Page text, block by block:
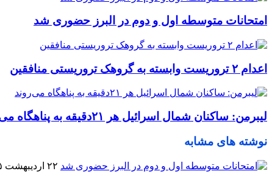
امتحانات متوسطه اول و دوم در البرز حضوری شد
اعدام ۲ تروریست وابسته به گروهک تروریستی منافقین
لیبرمن: ساکنان شمال اسرائیل هر ۲۱دقیقه به پناهگاه می‌روند
نوشته های مشابه
۲۲ اردیبهشت ۱۴۰۵